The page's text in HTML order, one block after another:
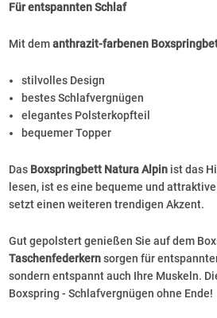
Für entspannten Schlaf
Mit demanthrazit-farbenen
stilvolles Design
bestes Schlafvergnügen
elegantes Polsterkopfteil
bequemer Topper
Das Boxspringbett Natura Alpin ist das
lesen, ist es eine bequeme und
setzt einen weiteren trendigen Akzent.
Gut gepolstert genießen Sie auf dem
Taschenfederkernsorgen für
sondern entspannt auch Ihre Muskeln.
Boxspring - Schlafvergnügen ohne Ende!